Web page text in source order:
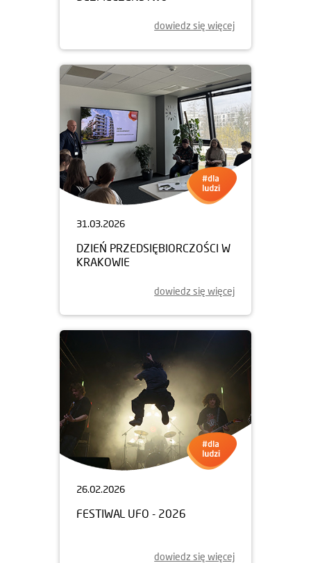
dowiedz się więcej
31.03.2026
DZIEŃ PRZEDSIĘBIORCZOŚCI W
KRAKOWIE
dowiedz się więcej
26.02.2026
FESTIWAL UFO - 2026
dowiedz się więcej